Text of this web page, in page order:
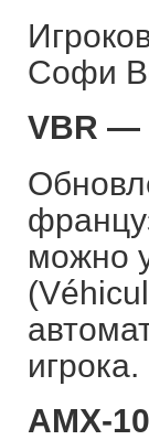
Софи
VBR —
можно
игрока.
AMX-